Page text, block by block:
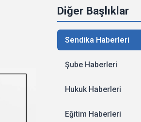
Diğer Başlıklar
Sendika Haberleri
Şube Haberleri
Hukuk Haberleri
Eğitim Haberleri